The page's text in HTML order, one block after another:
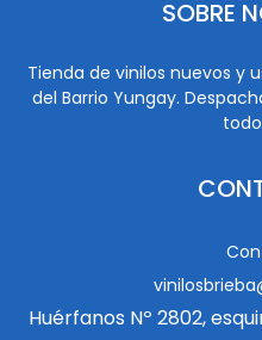
SOBRE
Tienda de vinilos nuevos y
del Barrio Yungay.
Huérfanos Nº 2802,